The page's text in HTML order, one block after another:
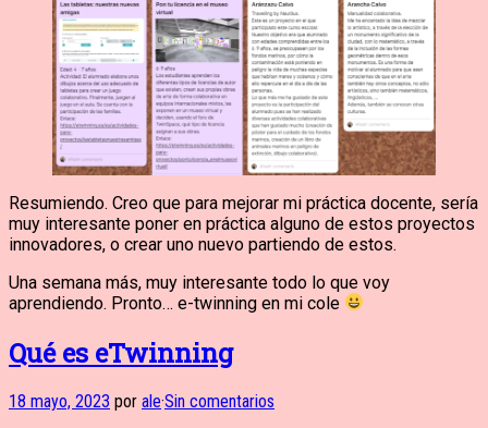
Resumiendo. Creo que para mejorar mi práctica docente, sería
muy interesante poner en práctica alguno de estos proyectos
innovadores, o crear uno nuevo partiendo de estos.
Una semana más, muy interesante todo lo que voy
aprendiendo. Pronto… e-twinning en mi cole
Qué es eTwinning
18 mayo, 2023 por ale·Sin comentarios